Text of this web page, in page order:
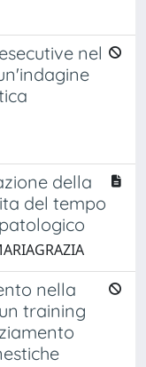
nel
della
del tempo
nella
training